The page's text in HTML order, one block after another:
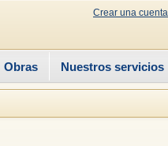
Crear una cuenta
Obras Nuestros servicios